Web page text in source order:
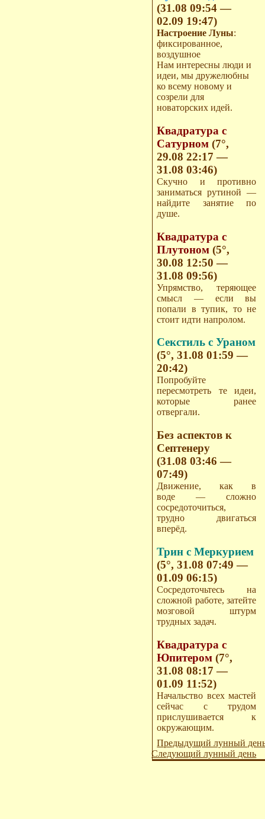
(31.08 09:54 —
02.09 19:47)
Настроение Луны:
фиксированное,
воздушное
Нам интересны люди и
идеи, мы дружелюбны
ко всему новому и
созрели для
новаторских идей.
Квадратура с
Сатурном(7°,
29.08 22:17 —
31.08 03:46)
Скучно и противно
заниматься рутиной —
найдите занятие по
душе.
Квадратура с
Плутоном(5°,
30.08 12:50 —
31.08 09:56)
Упрямство, теряющее
смысл — если вы
попали в тупик, то не
стоит идти напролом.
Секстиль с Ураном
(5°, 31.08 01:59 —
20:42)
Попробуйте
пересмотреть те идеи,
которые ранее
отвергали.
Без аспектов к
Септенеру
(31.08 03:46 —
07:49)
Движение, как в
воде — сложно
сосредоточиться,
трудно двигаться
вперёд.
Трин с Меркурием
(5°, 31.08 07:49 —
01.09 06:15)
Сосредоточьтесь на
сложной работе, затейте
мозговой штурм
трудных задач.
Квадратура с
Юпитером(7°,
31.08 08:17 —
01.09 11:52)
Начальство всех мастей
сейчас с трудом
прислушивается к
окружающим.
Предыдущий лунный
Следующий лунный день